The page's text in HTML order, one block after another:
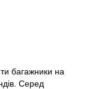
багажники на
Серед